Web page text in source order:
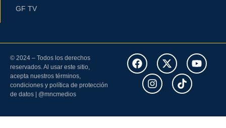
GF TV
© 2024 – Todos los derechos
reservados. Al usar este sitio,
acepta nuestros términos,
condiciones y política de protección
de datos | @mncmedios